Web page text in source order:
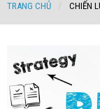
TRANG CHỦ CHIẾN